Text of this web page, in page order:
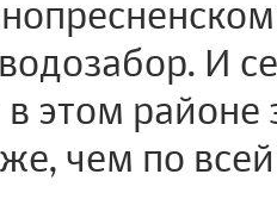
И
этом районе
чем по